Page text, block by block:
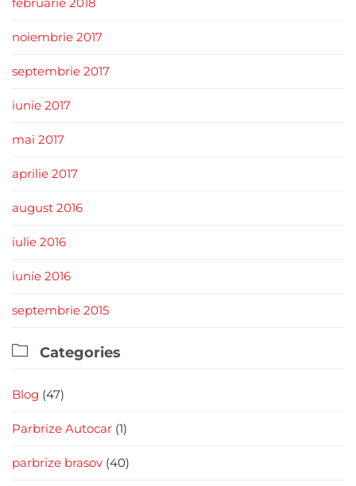
noiembrie 2017
septembrie 2017
iunie 2017
mai 2017
aprilie 2017
august 2016
iulie 2016
iunie 2016
septembrie 2015
 Categories
Blog (47)
Parbrize Autocar (1)
parbrize brasov (40)